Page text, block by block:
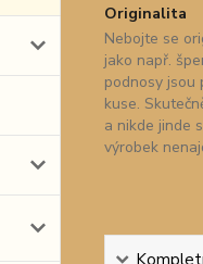
Originalita
Nebojte se
jako např.
podnosy jsou
kuse.
a nikde jinde
výrobek